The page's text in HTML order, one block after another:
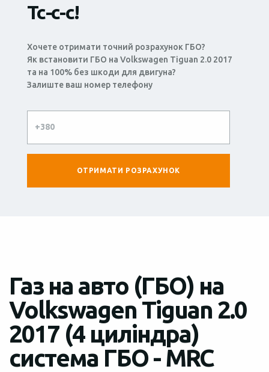
Тс-с-с!
Хочете отримати точний розрахунок ГБО?
Як встановити ГБО на Volkswagen Tiguan 2.0 2017
та на 100% без шкоди для двигуна?
Залиште ваш номер телефону
Газ на авто (ГБО) на
Volkswagen Tiguan 2.0
2017 (4 циліндра)
система ГБО - MRC